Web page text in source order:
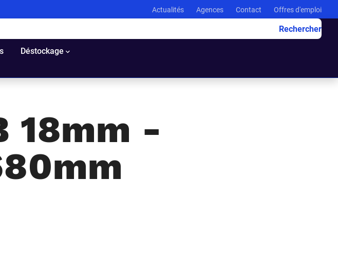
Actualités Agences Contact Offres d'emploi
Rechercher
Déstockage
18mm -